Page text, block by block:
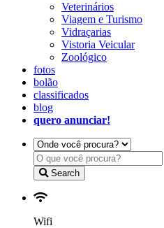
Veterinários
Viagem e Turismo
Vidraçarias
Vistoria Veicular
Zoológico
fotos
bolão
classificados
blog
quero anunciar!
Search
Wifi